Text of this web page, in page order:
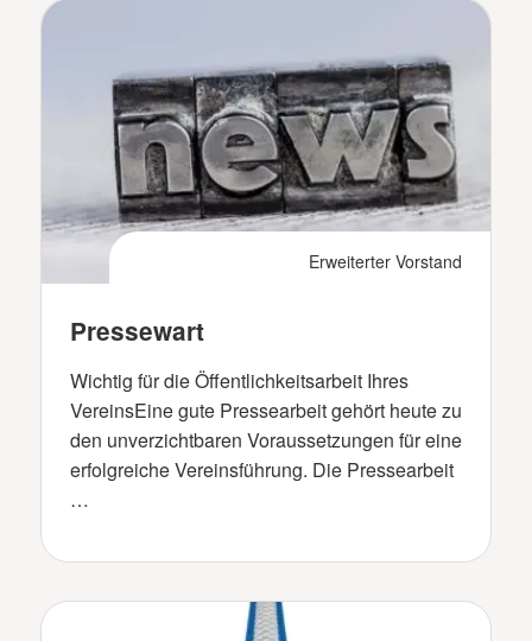
Erweiterter Vorstand
Pressewart
Wichtig für die Öffentlichkeitsarbeit Ihres
VereinsEine gute Pressearbeit gehört heute zu
den unverzichtbaren Voraussetzungen für eine
erfolgreiche Vereinsführung. Die Pressearbeit
…